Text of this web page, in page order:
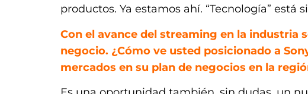
productos. Ya estamos ahí. “Tecnología” está
Con el avance del streaming en la industria
negocio. ¿Cómo ve usted posicionado a
mercados en su plan de negocios en la